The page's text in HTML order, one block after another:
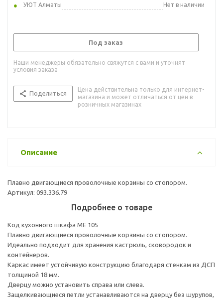
УЮТ Алматы
Нет в наличии
Под заказ
Наши менеджеры обязательно свяжутся с вами и уточнят
условия заказа
Поделиться
Цена действительна только для интернет-
магазина и может отличаться от цен в
розничных магазинах
Описание
Плавно двигающиеся проволочные корзины со стопором.
Артикул: 093.336.79
Подробнее о товаре
Код кухонного шкафа ME 105
Плавно двигающиеся проволочные корзины со стопором.
Идеально подходит для хранения кастрюль, сковородок и
контейнеров.
Каркас имеет устойчивую конструкцию благодаря стенкам из ДСП
толщиной 18 мм.
Дверцу можно установить справа или слева.
Защелкивающиеся петли устанавливаются на дверцу без шурупов,